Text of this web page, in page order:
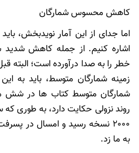
کاهش محسوس شمارگان
اما جدای از این آمار نویدبخش،
اشاره کنیم. از جمله کاهش
خطر را به صدا درآورده است؛ البته
زمینه شمارگان متوسط، باید به
شمارگان متوسط کتاب ها در شش
روند نزولی حکایت دارد، به طوری
2000 نسخه رسید و امسال در
به ما زد.